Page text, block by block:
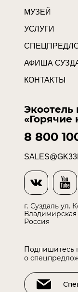
МУЗЕЙ
УСЛУГИ
АФИША
КОНТАКТЫ
Экоотель
«Горячие
8 800
г. Суздаль ул.
Владимирская
Россия
Подпишитесь
о